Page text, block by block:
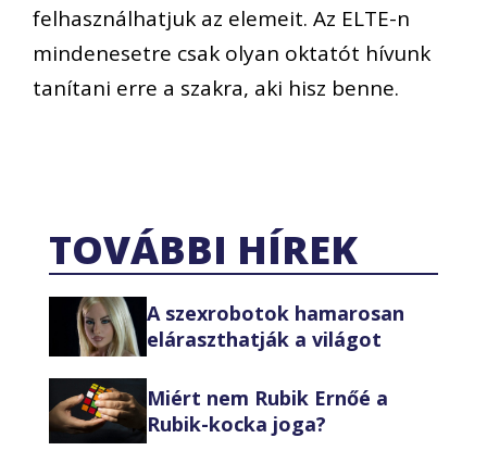
felhasználhatjuk az elemeit. Az ELTE-n
mindenesetre csak olyan oktatót hívunk
tanítani erre a szakra, aki hisz benne.
TOVÁBBI HÍREK
A szexrobotok hamarosan
eláraszthatják a világot
Miért nem Rubik Ernőé a
Rubik-kocka joga?